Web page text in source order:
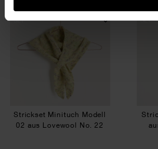
SET
Strickset Minituch
Strickset Minituch Modell
02 aus Lovewool No. 22
SET